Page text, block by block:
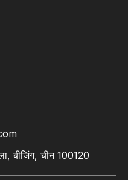
बीजिंग, चीन 100120